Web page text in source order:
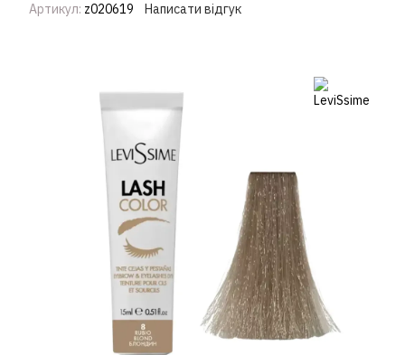
Артикул: z020619 Написати відгук